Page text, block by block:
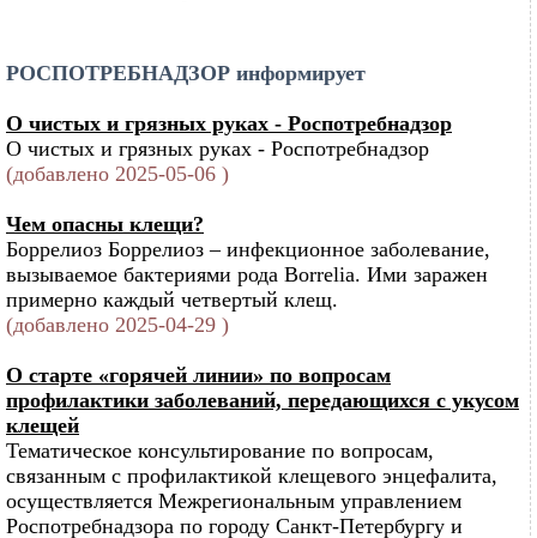
РОСПОТРЕБНАДЗОР информирует
О чистых и грязных руках - Роспотребнадзор
О чистых и грязных руках - Роспотребнадзор
(добавлено 2025-05-06 )
Чем опасны клещи?
Боррелиоз Боррелиоз – инфекционное заболевание,
вызываемое бактериями рода Borrelia. Ими заражен
примерно каждый четвертый клещ.
(добавлено 2025-04-29 )
О старте «горячей линии» по вопросам
профилактики заболеваний, передающихся с укусом
клещей
Тематическое консультирование по вопросам,
связанным с профилактикой клещевого энцефалита,
осуществляется Межрегиональным управлением
Роспотребнадзора по городу Санкт-Петербургу и